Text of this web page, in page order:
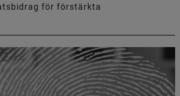
för förstärkta